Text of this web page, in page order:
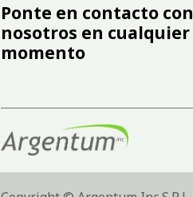
Ponte en contacto con
nosotros en cualquier
momento